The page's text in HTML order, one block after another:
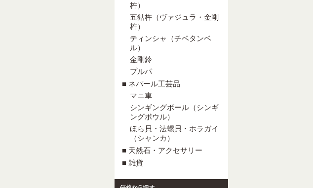
杵）
五鈷杵（ヴァジュラ・金剛
杵）
ティンシャ（チベタンベ
ル）
金剛鈴
プルパ
■ ネパール工芸品
マニ車
シンギングボール（シンギ
ングボウル）
ほら貝・法螺貝・ホラガイ
（シャンカ）
■ 天然石・アクセサリー
■ 雑貨